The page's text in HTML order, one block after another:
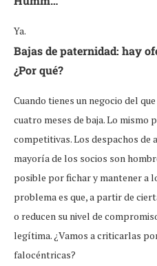
Ya.
Bajas de paternidad: hay
¿Por qué?
Cuando tienes un negocio del
cuatro meses de baja. Lo mismo
competitivas. Los despachos de
mayoría de los socios son
posible por fichar y mantener a
problema es que, a partir de
o reducen su nivel de
legítima. ¿Vamos a criticarlas
falocéntricas?